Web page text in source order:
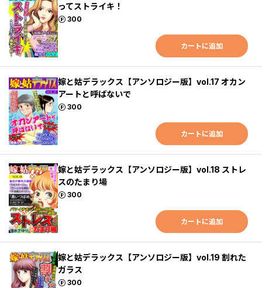
ってストライキ！
300
ポイント
カートに追加
嫁と姑デラックス【アンソロジー版】vol.17 オカン
アートと呼ばないで
300
ポイント
カートに追加
嫁と姑デラックス【アンソロジー版】vol.18 ストレ
スのたまり場
300
ポイント
カートに追加
嫁と姑デラックス【アンソロジー版】vol.19 割れた
ガラス
300
ポイント